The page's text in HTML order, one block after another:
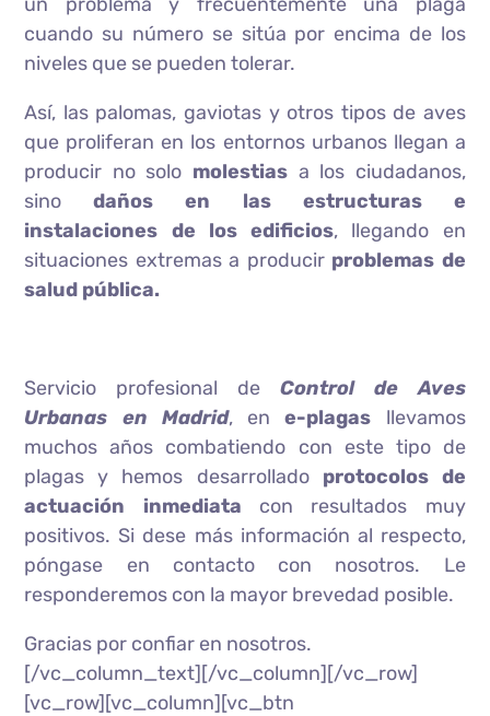
cuando su número se sitúa por encima de los
niveles que se pueden tolerar.
Así, las palomas, gaviotas y otros tipos de aves
que proliferan en los entornos urbanos llegan a
producir no solo molestias a los ciudadanos,
sinodaños en las estructuras e
instalaciones de los edificios, llegando en
situaciones extremas a producir problemas de
salud pública.
Servicio profesional de Control de Aves
Urbanas en Madrid, ene-plagas llevamos
muchos años combatiendo con este tipo de
plagas y hemos desarrollado protocolos de
actuación inmediata con resultados muy
positivos. Si dese más información al respecto,
póngase en contacto con nosotros. Le
responderemos con la mayor brevedad posible.
Gracias por confiar en nosotros.
[/vc_column_text][/vc_column][/vc_row]
[vc_row][vc_column][vc_btn